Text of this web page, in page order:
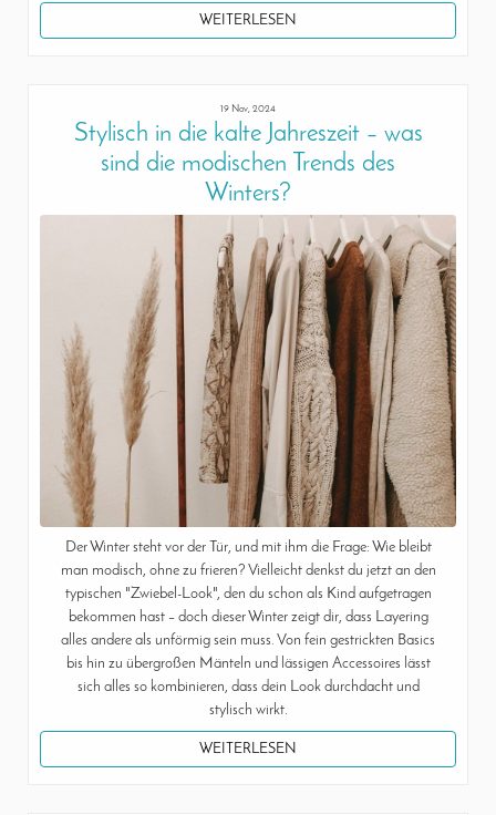
WEITERLESEN
19 Nov, 2024
Stylisch in die kalte Jahreszeit – was
sind die modischen Trends des
Winters?
Der Winter steht vor der Tür, und mit ihm die Frage: Wie bleibt
man modisch, ohne zu frieren? Vielleicht denkst du jetzt an den
typischen "Zwiebel-Look", den du schon als Kind aufgetragen
bekommen hast – doch dieser Winter zeigt dir, dass Layering
alles andere als unförmig sein muss. Von fein gestrickten Basics
bis hin zu übergroßen Mänteln und lässigen Accessoires lässt
sich alles so kombinieren, dass dein Look durchdacht und
stylisch wirkt.
WEITERLESEN